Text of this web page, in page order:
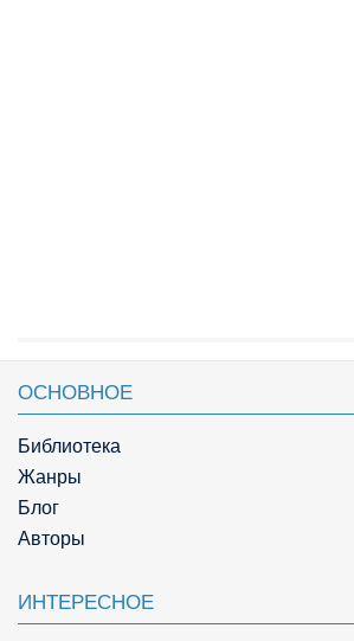
ОСНОВНОЕ
Библиотека
Жанры
Блог
Авторы
ИНТЕРЕСНОЕ